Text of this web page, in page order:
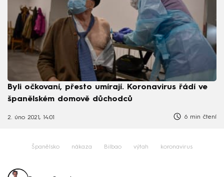
Byli očkovaní, přesto umírají. Koronavirus řádí ve
španělském domově důchodců
2. úno 2021, 14:01 6 min čtení
Španělsko nákaza Bilbao výtah koronavirus